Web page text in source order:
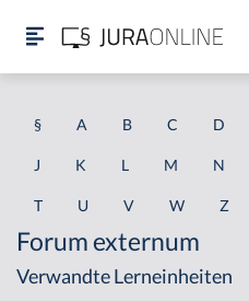
§ A B C D
J K L M N
T U V W Z
Forum externum
Verwandte Lerneinheiten